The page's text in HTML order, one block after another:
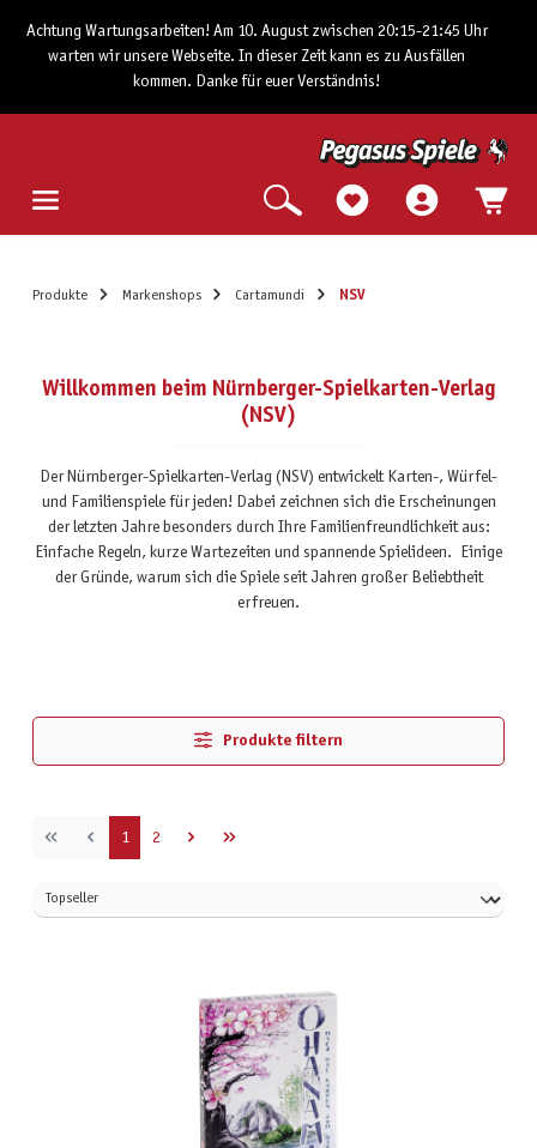
Achtung Wartungsarbeiten! Am 10. August zwischen 20:15-21:45 Uhr
warten wir unsere Webseite. In dieser Zeit kann es zu Ausfällen
kommen. Danke für euer Verständnis!
Produkte Markenshops Cartamundi NSV
Willkommen beim Nürnberger-Spielkarten-Verlag
(NSV)
Der Nürnberger-Spielkarten-Verlag (NSV) entwickelt Karten-, Würfel-
und Familienspiele für jeden! Dabei zeichnen sich die Erscheinungen
der letzten Jahre besonders durch Ihre Familienfreundlichkeit aus:
Einfache Regeln, kurze Wartezeiten und spannende Spielideen. Einige
der Gründe, warum sich die Spiele seit Jahren großer Beliebtheit
erfreuen.
Produkte filtern
Seite
1 Seite
2